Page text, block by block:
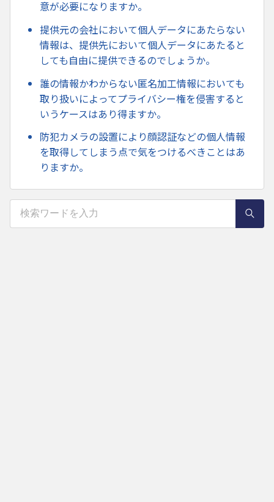
意が必要になりますか。
提供元の会社において個人データにあたらない
情報は、提供先において個人データにあたると
しても自由に提供できるのでしょうか。
誰の情報かわからない匿名加工情報においても
取り扱いによってプライバシー権を侵害すると
いうケースはあり得ますか。
防犯カメラの設置により顔認証などの個人情報
を取得してしまう点で気をつけるべきことはあ
りますか。